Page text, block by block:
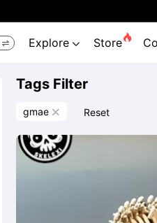
 Explore  Store
Tags Filter
gmae  Reset